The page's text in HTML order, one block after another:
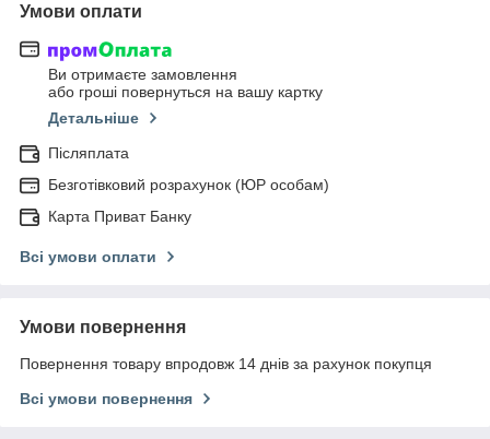
Умови оплати
Ви отримаєте замовлення
або гроші повернуться на вашу картку
Детальніше
Післяплата
Безготівковий розрахунок (ЮР особам)
Карта Приват Банку
Всі умови оплати
Умови повернення
Повернення товару впродовж 14 днів за рахунок покупця
Всі умови повернення